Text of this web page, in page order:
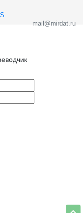
mail@mirdat.ru